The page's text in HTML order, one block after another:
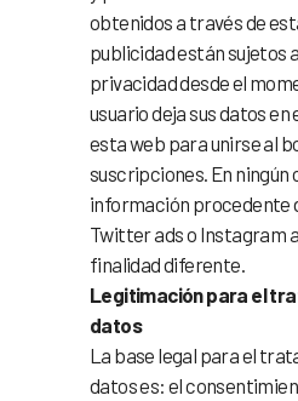
obtenidos a través de
publicidad están sujetos
privacidad desde el
usuario deja sus datos en
esta web para unirse al
suscripciones. En ningún
información procedente
Twitter ads o Instagram
finalidad diferente.
Legitimación para el
datos
La base legal para el
datos es: el